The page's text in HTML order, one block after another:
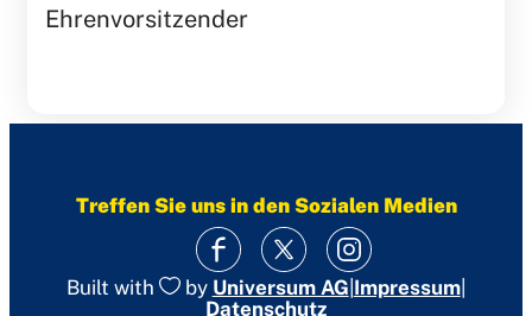
Ehrenvorsitzender
Treffen Sie uns in den Sozialen Medien
Built with by Universum AG Impressum|
Datenschutz